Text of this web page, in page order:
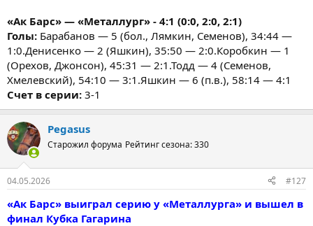
«Ак Барс» — «Металлург» - 4:1 (0:0, 2:0, 2:1)
Голы: Барабанов — 5 (бол., Лямкин, Семенов), 34:44 —
1:0.Денисенко — 2 (Яшкин), 35:50 — 2:0.Коробкин — 1
(Орехов, Джонсон), 45:31 — 2:1.Тодд — 4 (Семенов,
Хмелевский), 54:10 — 3:1.Яшкин — 6 (п.в.), 58:14 — 4:1
Счет в серии: 3-1
Pegasus
Старожил форума Рейтинг сезона: 330
04.05.2026 #127
«Ак Барс» выиграл серию у «Металлурга» и вышел в
финал Кубка Гагарина